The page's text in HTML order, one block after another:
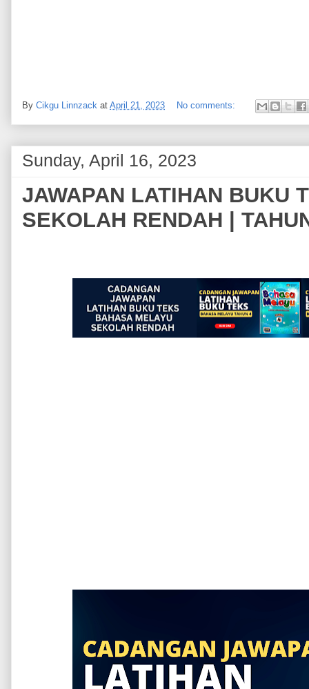
By Cikgu Linnzack at April 21, 2023 No comments:
Sunday, April 16, 2023
JAWAPAN LATIHAN BUKU
SEKOLAH RENDAH |